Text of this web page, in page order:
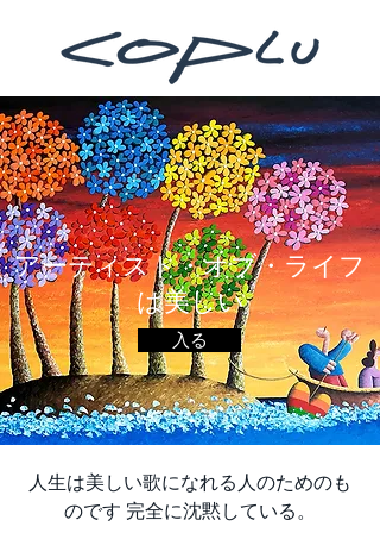
アーティスト・オブ・ライフ
は美しい
入る
人生は美しい歌になれる人のためのも
のです 完全に沈黙している。